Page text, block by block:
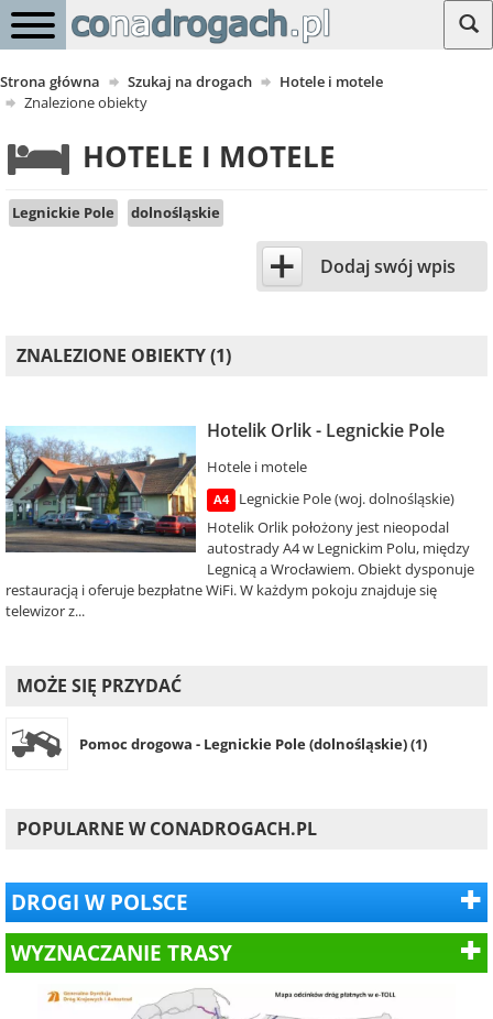
Strona główna Szukaj na drogach
Hotele i motele
Znalezione obiekty
HOTELE I MOTELE
Legnickie Pole dolnośląskie
+ Dodaj swój wpis
ZNALEZIONE OBIEKTY (1)
Hotelik Orlik - Legnickie Pole
Hotele i motele
A4
Legnickie Pole (woj. dolnośląskie)
Hotelik Orlik położony jest nieopodal
autostrady A4 w Legnickim Polu, między
Legnicą a Wrocławiem. Obiekt dysponuje
restauracją i oferuje bezpłatne WiFi. W każdym pokoju znajduje się
telewizor z...
MOŻE SIĘ PRZYDAĆ
Pomoc drogowa - Legnickie Pole (dolnośląskie) (1)
POPULARNE W CONADROGACH.PL
DROGI W POLSCE
WYZNACZANIE TRASY